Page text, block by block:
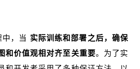
，当 实际训练和部署之后，确保
和价值观相对齐至关重要。为了实